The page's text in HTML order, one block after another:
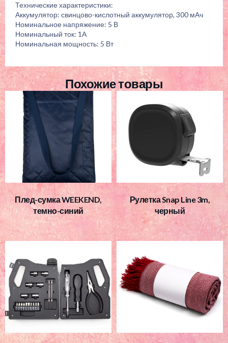
Технические характеристики:
Аккумулятор: свинцово-кислотный аккумулятор, 300 мАч
Номинальное напряжение: 5 В
Номинальный ток: 1А
Номинальная мощность: 5 Вт
Похожие товары
Плед-сумка WEEKEND,
темно-синий
Рулетка Snap Line 3m,
черный